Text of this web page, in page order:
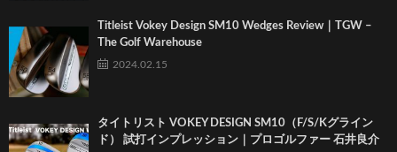
Titleist Vokey Design SM10 Wedges Review｜TGW –
The Golf Warehouse
2024.02.15
タイトリスト VOKEY DESIGN SM10（F/S/Kグライン
ド） 試打インプレッション｜プロゴルファー 石井良介